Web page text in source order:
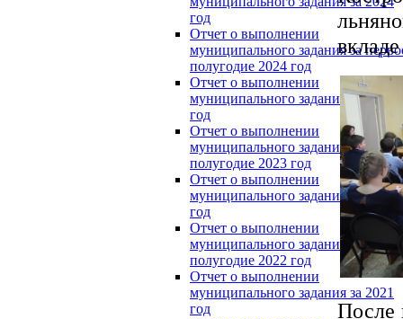
год
Отчет о выполнении
муниципального задания за
полугодие 2024 год
Отчет о выполнении
муниципального задания за 2023
год
Отчет о выполнении
муниципального задания за
полугодие 2023 год
Отчет о выполнении
муниципального задания за 2022
год
Отчет о выполнении
муниципального задания за
полугодие 2022 год
Отчет о выполнении
муниципального задания за 2021
год
После